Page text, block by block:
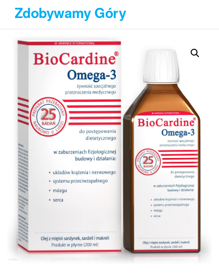
Przejdź
treści
Zdobywamy Góry